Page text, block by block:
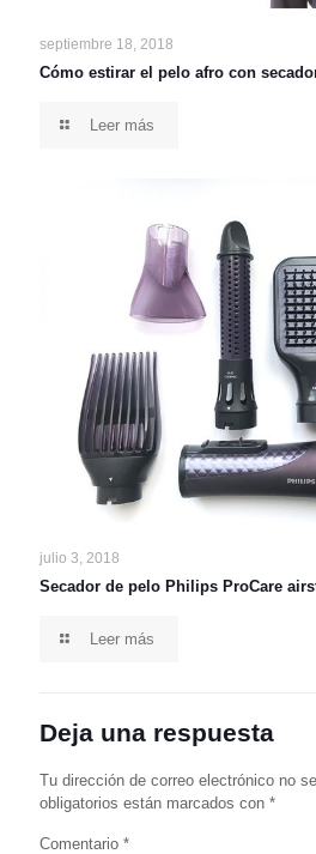
septiembre 18, 2018
Cómo estirar el pelo afro con
Leer más
julio 3, 2018
Secador de pelo Philips ProCare
Leer más
Deja una respuesta
Tu dirección de correo electrónico no
obligatorios están marcados con *
Comentario *